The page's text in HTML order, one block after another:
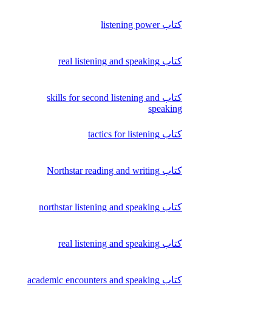
کتاب listening power
کتاب real listening and speaking
کتاب skills for second listening and
speaking
کتاب tactics for listening
کتاب Northstar reading and writing
کتاب northstar listening and speaking
کتاب real listening and speaking
کتاب academic encounters and speaking